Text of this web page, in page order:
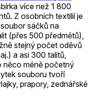
více než 1 800
Z osobních textilií je
sáčků na
(přes 500 předmětů),
stejný počet oděvů
a asi 300 talitů,
něco méně početný
souboru tvoří
prapory, zednářské